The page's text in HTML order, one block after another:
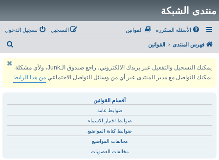
منتدى الشبكة
الأسئلة المتكررة القوانين تسجيل الدخول التسجيل
فهرس المنتدى القوانين
يمكنك التسجيل والتفعيل عبر بريدك الالكتروني، راجع صندوق الـJunk، ولأي مشكلة
يمكنك التواصل مع مدير المنتدى عبر أي من وسائل التواصل الاجتماعي من هذا الرابط.
أقسام القوانين
ضوابط عامة
ضوابط اختيار الاسماء
ضوابط كتابة المواضيع
مخالفات المواضيع
مخالفات العضويات